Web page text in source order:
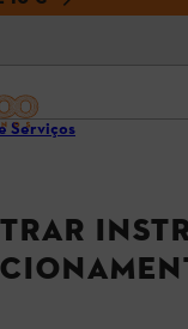
Serviços